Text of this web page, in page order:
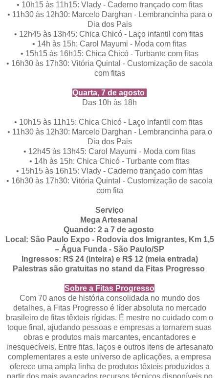
• 10h15 às 11h15: Vlady - Caderno trançado com fitas
• 11h30 às 12h30: Marcelo Darghan - Lembrancinha para o
Dia dos Pais
• 12h45 às 13h45: Chica Chicó - Laço infantil com fitas
• 14h às 15h: Carol Mayumi - Moda com fitas
• 15h15 às 16h15: Chica Chicó - Turbante com fitas
• 16h30 às 17h30: Vitória Quintal - Customização de sacola
com fitas
Quarta, 7 de agosto
Das 10h às 18h
• 10h15 às 11h15: Chica Chicó - Laço infantil com fitas
• 11h30 às 12h30: Marcelo Darghan - Lembrancinha para o
Dia dos Pais
• 12h45 às 13h45: Carol Mayumi - Moda com fitas
• 14h às 15h: Chica Chicó - Turbante com fitas
• 15h15 às 16h15: Vlady - Caderno trançado com fitas
• 16h30 às 17h30: Vitória Quintal - Customização de sacola
com fita
Serviço
Mega Artesanal
Quando: 2 a 7 de agosto
Local: São Paulo Expo - Rodovia dos Imigrantes, Km 1,5
– Água Funda - São Paulo/SP
Ingressos: R$ 24 (inteira) e R$ 12 (meia entrada)
Palestras são gratuitas no stand da Fitas Progresso
Sobre a Fitas Progresso
Com 70 anos de história consolidada no mundo dos
detalhes, a Fitas Progresso é líder absoluta no mercado
brasileiro de fitas têxteis rígidas. É mestre no cuidado com o
toque final, ajudando pessoas e empresas a tornarem suas
obras e produtos mais marcantes, encantadores e
inesquecíveis. Entre fitas, laços e outros itens de artesanato
complementares a este universo de aplicações, a empresa
oferece uma ampla linha de produtos têxteis produzidos a
partir dos mais avançados recursos técnicos disponíveis no